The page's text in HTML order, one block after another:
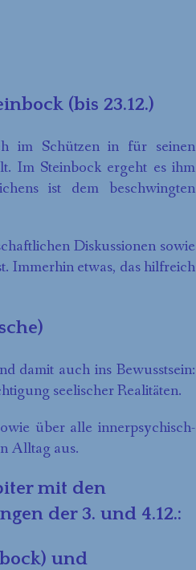
(bis 23.12.)
im Schützen in für seinen
Im Steinbock ergeht es ihm
ist dem beschwingten
Diskussionen sowie
Immerhin etwas, das hilfreich
damit auch ins Bewusstsein:
seelischer Realitäten.
über alle innerpsychisch-
Alltag aus.
mit den
der 3. und 4.12.:
und